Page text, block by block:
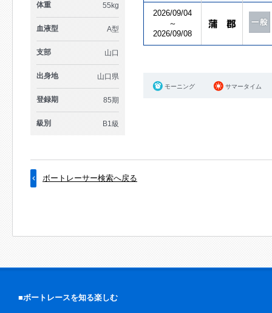
体重 55kg
血液型 A型
支部 山口
出身地 山口県
登録期 85期
級別 B1級
2026/09/04
～
2026/09/08
モーニング サマータイム
ボートレーサー検索へ戻る
■ボートレースを知る楽しむ